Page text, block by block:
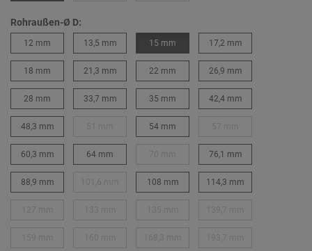
Rohraußen-Ø D:
12 mm 13,5 mm 15 mm 17,2 mm
18 mm 21,3 mm 22 mm 26,9 mm
28 mm 33,7 mm 35 mm 42,4 mm
48,3 mm 54 mm
60,3 mm 64 mm 76,1 mm
88,9 mm 108 mm 114,3 mm